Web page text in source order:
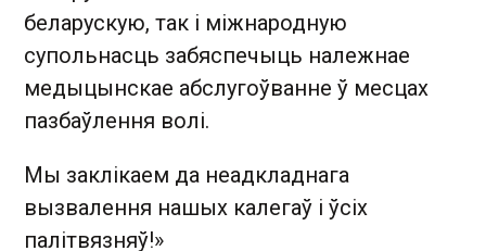
беларускую, так і міжнародную
супольнасць забяспечыць належнае
медыцынскае абслугоўванне ў месцах
пазбаўлення волі.
Мы заклікаем да неадкладнага
вызвалення нашых калегаў і ўсіх
палітвязняў!»